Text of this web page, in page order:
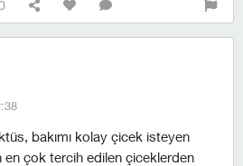
bakımı kolay çicek isteyen
en çok tercih edilen çiceklerden